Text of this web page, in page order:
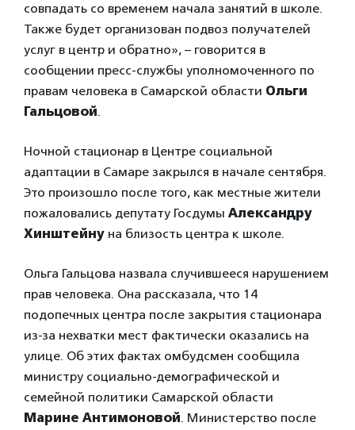
совпадать со временем начала занятий в школе.
Также будет организован подвоз получателей
услуг в центр и обратно», – говорится в
сообщении пресс-службы уполномоченного по
правам человека в Самарской области Ольги
Гальцовой.
Ночной стационар в Центре социальной
адаптации в Самаре закрылся в начале сентября.
Это произошло после того, как местные жители
пожаловались депутату Госдумы Александру
Хинштейну на близость центра к школе.
Ольга Гальцова назвала случившееся нарушением
прав человека. Она рассказала, что 14
подопечных центра после закрытия стационара
из-за нехватки мест фактически оказались на
улице. Об этих фактах омбудсмен сообщила
министру социально-демографической и
семейной политики Самарской области
Марине Антимоновой. Министерство после